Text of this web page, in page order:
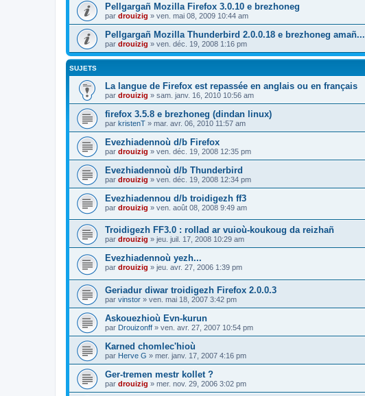
Pellgargañ Mozilla Firefox 3.0.10 e brezhoneg
par drouizig » ven. mai 08, 2009 10:44 am
Pellgargañ Mozilla Thunderbird 2.0.0.18 e brezhoneg amañ...
par drouizig » ven. déc. 19, 2008 1:16 pm
SUJETS
La langue de Firefox est repassée en anglais ou en français
par drouizig » sam. janv. 16, 2010 10:56 am
firefox 3.5.8 e brezhoneg (dindan linux)
par kristenT » mar. avr. 06, 2010 11:57 am
Evezhiadennoù d/b Firefox
par drouizig » ven. déc. 19, 2008 12:35 pm
Evezhiadennoù d/b Thunderbird
par drouizig » ven. déc. 19, 2008 12:34 pm
Evezhiadennou d/b troidigezh ff3
par drouizig » ven. août 08, 2008 9:49 am
Troidigezh FF3.0 : rollad ar vuioù-koukoug da reizhañ
par drouizig » jeu. juil. 17, 2008 10:29 am
Evezhiadennoù yezh...
par drouizig » jeu. avr. 27, 2006 1:39 pm
Geriadur diwar troidigezh Firefox 2.0.0.3
par vinstor » ven. mai 18, 2007 3:42 pm
Askouezhioù Evn-kurun
par Drouizonff » ven. avr. 27, 2007 10:54 pm
Karned chomlec'hioù
par Herve G » mer. janv. 17, 2007 4:16 pm
Ger-tremen mestr kollet ?
par drouizig » mer. nov. 29, 2006 3:02 pm